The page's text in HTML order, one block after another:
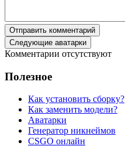
Отправить комментарий
Следующие аватарки
Комментарии отсутствуют
Полезное
Как установить сборку?
Как заменить модели?
Аватарки
Генератор никнеймов
CSGO онлайн